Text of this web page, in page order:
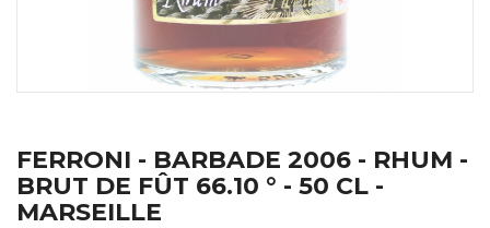
FERRONI - BARBADE 2006 - RHUM -
BRUT DE FÛT 66.10 ° - 50 CL -
MARSEILLE